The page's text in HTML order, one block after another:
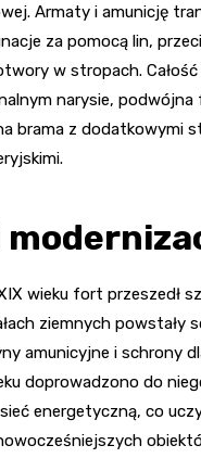
Armaty i amunicję
za pomocą lin,
w stropach. Całość
narysie,
brama z dodatkowymi
wieku fort przeszedł
ziemnych powstały
amunicyjne i schrony
doprowadzono do
energetyczną, co